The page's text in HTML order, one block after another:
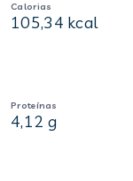
Calorias
105,34 kcal
Proteínas
4,12 g